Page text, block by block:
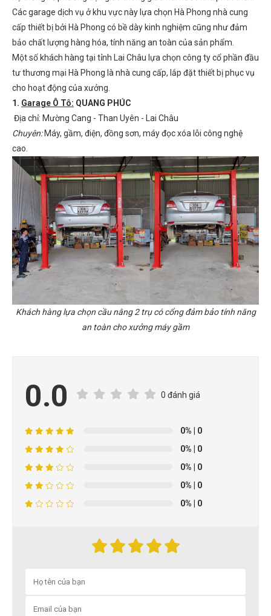
Các garage dịch vụ ở khu vực này lựa chọn Hà Phong nhà cung
cấp thiết bị bởi Hà Phong có bề dày kinh nghiệm cũng như đảm
bảo chất lượng hàng hóa, tính năng an toàn của sản phẩm.
Một số khách hàng tại tỉnh Lai Châu lựa chọn công ty cổ phần đầu
tư thương mại Hà Phong là nhà cung cấp, lắp đặt thiết bị phục vụ
cho hoạt động của xưởng.
1. Garage Ô Tô: QUANG PHÚC
Địa chỉ: Mường Cang - Than Uyên - Lai Châu
Chuyên: Máy, gầm, điện, đồng sơn, máy đọc xóa lỗi công nghệ
cao.
Khách hàng lựa chọn cầu nâng 2 trụ có cổng đảm bảo tính năng
an toàn cho xưởng máy gầm
0.0 0 đánh giá
0% | 0
0% | 0
0% | 0
0% | 0
0% | 0